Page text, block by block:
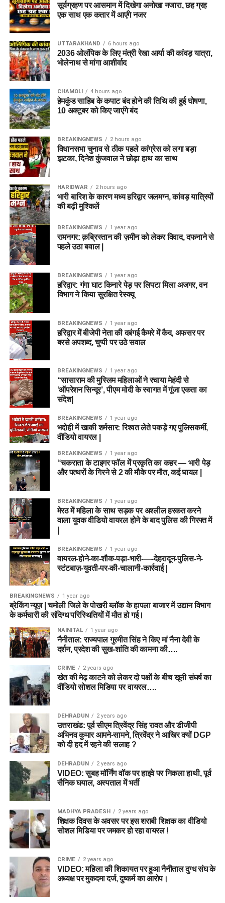
चयन प्रक्रिया (Selection
Process)
DSSSB पारदर्शी और योग्यता-आधारित चयन प्रणाली का पालन करता
है। अलग-अलग पदों के लिए चयन के चरण थोड़े भिन्न हो सकते हैं, लेकिन
सामान्य तौर पर प्रक्रिया निम्नलिखित चरणों में पूरी होगी:
लिखित परीक्षा (One Tier / Two Tier Written Exam):
सभी पदों के लिए वस्तुनिष्ठ (Objective Type) बहुविकल्पीय
प्रश्नों पर आधारित परीक्षा आयोजित की जाएगी। कुछ तकनीकी
या उच्च स्तर के पदों के लिए दो चरणों (Tier-I और Tier-II) में
परीक्षा ली जा सकती है।
कौशल परीक्षा / एप्टीट्यूड टेस्ट (Skill Test):
ऑपरेटर, आईटी असिस्टेंट, लिफ्ट ऑपरेटर या फिटर जैसे पदों के
लिए आवश्यक व्यावहारिक कौशल की जांच हेतु स्किल टेस्ट लिया
जाएगा (जहां लागू हो)।
दस्तावेज सत्यापन (Document Verification – DV):
लिखित परीक्षा और स्किल टेस्ट की मेरिट के आधार पर शॉर्टलिस्ट
किए गए उम्मीदवारों को अपने मूल प्रमाणपत्रों की जांच करानी
चिकित्सा परीक्षण (Medical Examination):
लिए मेडिकल टेस्ट कराया जाएगा।
आवेदन शुल्क (Application Fee)
DSSSB आवेदकों से बेहद किफायती आवेदन शुल्क लेता है। भुगतान
केवल ऑनलाइन माध्यम (नेट बैंकिंग, डेबिट/क्रेडिट कार्ड, यूपीआई) से ही
स्वीकार किया जाएगा।
श्रेणी (Category) आवेदन शुल्क
सामान्य वर्ग (General), ओबीसी
(OBC), ईडब्ल्यूएस (EWS)
अनुसूचित जाति (SC), अनुसूचित
जनजाति (ST)
₹0 (निःशुल्क)
दिव्यांगजन (PwD) और सभी महिला
उम्मीदवार
DSSSB Recruitment 2026 के लिए
ऑनलाइन आवेदन कैसे करें?
यदि आप इस भर्ती के लिए योग्य हैं और आवेदन करना चाहते हैं, तो 16 जून
2026 के बाद नीचे दिए गए चरणों का पालन करके अपना फॉर्म भर सकते हैं:
आधिकारिक पोर्टल पर जाएं:
सबसे पहले DSSSB के आधिकारिक
ऑनलाइन आवेदन पोर्टलdsssbonline.nic.in पर जाएं।
नया पंजीकरण (Registration):यदि आपने पहले कभी
Registration’ पर क्लिक करें और अपनी बुनियादी जानकारियां
(नाम, जन्मतिथि, कक्षा 10वीं का रोल नंबर आदि) भरकर यूजर
आईडी और पासवर्ड बनाएं।
लॉगिन करें:पंजीकृत यूजर आईडी और पासवर्ड की मदद से पोर्टल
पर लॉगिन करें।
पद का चयन करें:‘Apply Online’ सेक्शन में जाकर उस पद को
फॉर्म भरें:आवेदन फॉर्म में मांगी गई अपनी व्यक्तिगत, शैक्षणिक और
व्यावसायिक योग्यताओं की जानकारी सही-सही दर्ज करें।
दस्तावेज अपलोड करें:
हस्ताक्षर और आवश्यक प्रमाणपत्रों की स्कैन कॉपी निर्धारित
फॉर्मेट और साइज में अपलोड करें।
आवेदन शुल्क का भुगतान:
श्रेणी से आते हैं, तो ₹100 का आवेदन शुल्क ऑनलाइन जमा करें।
(महिलाएं और SC/ST उम्मीदवार इस चरण को छोड़ सकते हैं)।
फॉर्म सबमिट और प्रिंट करें:
पूरी जानकारी को एक बार दोबारा
जांच (Preview) लें और ‘Submit’ बटन पर क्लिक करें। भविष्य
सूर्यग्रहण पर आसमान में दिखेगा अनोखा नजारा, छह ग्रह
एक साथ एक कतार में आएंगे नजर
UTTARAKHAND 6 hours ago
2036 ओलंपिक के लिए मंत्री रेखा आर्या की कांवड़ यात्रा,
भोलेनाथ से मांगा आशीर्वाद
CHAMOLI 4 hours ago
हेमकुंड साहिब के कपाट बंद होने की तिथि की हुई घोषणा,
10 अक्टूबर को किए जाएंंगे बंद
BREAKINGNEWS 2 hours ago
विधानसभा चुनाव से ठीक पहले कांग्रेस को लगा बड़ा
झटका, दिनेश कुंजवाल ने छोड़ा हाथ का साथ
HARIDWAR 2 hours ago
भारी बारिश के कारण मध्य हरिद्वार जलमग्न, कांवड़ यात्रियों
की बढ़ी मुश्किलें
BREAKINGNEWS 1 year ago
रामनगर: क़ब्रिस्तान की ज़मीन को लेकर विवाद, दफनाने से
पहले उठा बवाल |
BREAKINGNEWS 1 year ago
हरिद्वार: गंगा घाट किनारे पेड़ पर लिपटा मिला अजगर, वन
विभाग ने किया सुरक्षित रेस्क्यू
BREAKINGNEWS 1 year ago
हरिद्वार में बीजेपी नेता की दबंगई कैमरे में कैद, अफसर पर
बरसे अपशब्द, चुप्पी पर उठे सवाल
BREAKINGNEWS 1 year ago
“सासाराम की मुस्लिम महिलाओं ने रचाया मेहंदी से
‘ऑपरेशन सिन्दूर’, पीएम मोदी के स्वागत में गूंजा एकता का
संदेश|
BREAKINGNEWS 1 year ago
भदोही में खाकी शर्मसार: रिश्वत लेते पकड़े गए पुलिसकर्मी,
वीडियो वायरल |
BREAKINGNEWS 1 year ago
“चकराता के टाइगर फॉल में प्रकृति का कहर — भारी पेड़
और पत्थरों के गिरने से 2 की मौके पर मौत, कई घायल |
BREAKINGNEWS 1 year ago
मेरठ में महिला के साथ सड़क पर अश्लील हरकत करने
वाला युवक वीडियो वायरल होने के बाद पुलिस की गिरफ्त में
BREAKINGNEWS 1 year ago
वायरल-होने-का-शौक-पड़ा-भारी-—-देहरादून-पुलिस-ने-
स्टंटबाज़-युवती-पर-की-चालानी-कार्रवाई |
BREAKINGNEWS 1 year ago
ब्रेकिंग न्यूज़ | चमोली जिले के पोखरी ब्लॉक के हापला बाजार में उद्यान विभाग
के कर्मचारी की संदिग्ध परिस्थितियों में मौत हो गई।
NAINITAL 1 year ago
नैनीताल: राज्यपाल गुरमीत सिंह ने किए मां नैना देवी के
दर्शन, प्रदेश की सुख-शांति की कामना की….
CRIME 2 years ago
खेत की मेढ़ काटने को लेकर दो पक्षों के बीच खूनी संघर्ष का
वीडियो सोशल मिडिया पर वायरल….
DEHRADUN 2 years ago
उत्तराखंड: पूर्व सीएम त्रिवेंद्र सिंह रावत और डीजीपी
अभिनव कुमार आमने-सामने, त्रिवेंद्र ने आखिर क्यों DGP
को दी हद में रहने की सलाह ?
DEHRADUN 2 years ago
VIDEO: सुबह मॉर्निंग वॉक पर हाइवे पर निकला हाथी, पूर्व
सैनिक घयाल, अस्पताल में भर्ती
MADHYA PRADESH 2 years ago
शिक्षक दिवस के अवसर पर इस शराबी शिक्षक का वीडियो
सोशल मिडिया पर जमकर हो रहा वायरल !
CRIME 2 years ago
VIDEO: महिला की शिकायत पर हुआ नैनीताल दुग्ध संघ के
अध्यक्ष पर मुकदमा दर्ज, दुष्कर्म का आरोप।